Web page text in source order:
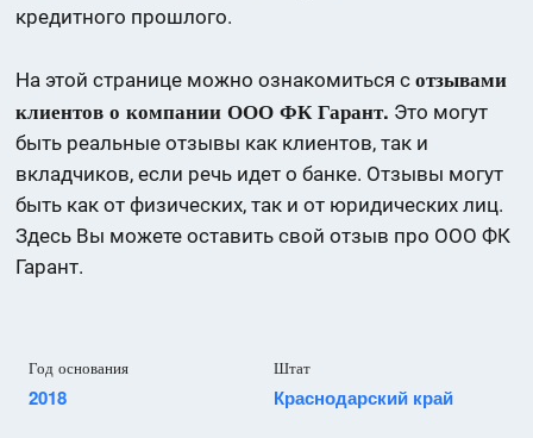
кредитного прошлого.
На этой странице можно ознакомиться с отзывами
клиентов о компании ООО ФК Гарант. Это могут
быть реальные отзывы как клиентов, так и
вкладчиков, если речь идет о банке. Отзывы могут
быть как от физических, так и от юридических лиц.
Здесь Вы можете оставить свой отзыв про ООО ФК
Гарант.
Год основания
2018
Штат
Краснодарский край